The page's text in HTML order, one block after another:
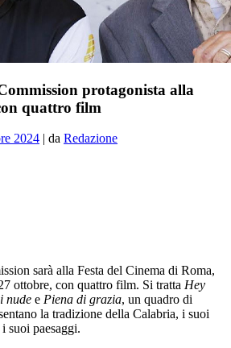
protagonista alla
quattro film
2024 | da Redazione
sarà alla Festa del Cinema di Roma,
ottobre, con quattro film. Si tratta Hey
nude e Piena di grazia, un quadro di
la tradizione della Calabria, i suoi
suoi paesaggi.